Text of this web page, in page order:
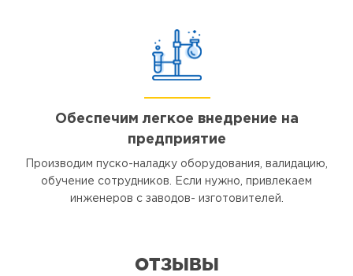
Обеспечим легкое внедрение на
предприятие
Производим пуско-наладку оборудования, валидацию,
обучение сотрудников. Если нужно, привлекаем
инженеров с заводов- изготовителей.
ОТЗЫВЫ